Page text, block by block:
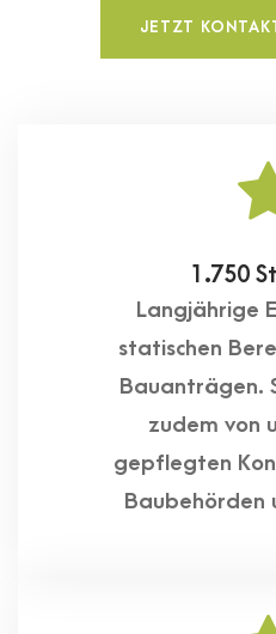
JETZT
1.750
Langjährige
statischen
Bauanträgen.
zudem von
gepflegten
Baubehörden